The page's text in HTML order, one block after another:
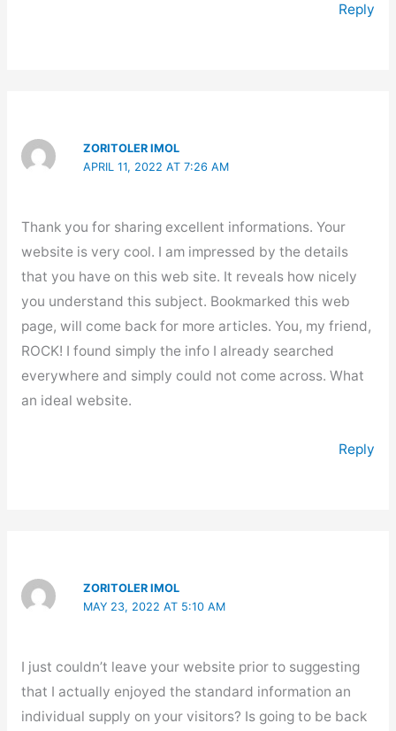
Reply
ZORITOLER IMOL
APRIL 11, 2022 AT 7:26 AM
Thank you for sharing excellent informations. Your
website is very cool. I am impressed by the details
that you have on this web site. It reveals how nicely
you understand this subject. Bookmarked this web
page, will come back for more articles. You, my friend,
ROCK! I found simply the info I already searched
everywhere and simply could not come across. What
an ideal website.
Reply
ZORITOLER IMOL
MAY 23, 2022 AT 5:10 AM
I just couldn’t leave your website prior to suggesting
that I actually enjoyed the standard information an
individual supply on your visitors? Is going to be back